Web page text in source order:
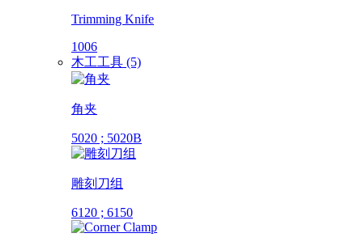
Trimming Knife
1006
木工工具 (5)
角夹
5020 ; 5020B
雕刻刀组
6120 ; 6150